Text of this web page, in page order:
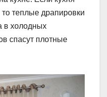
теплые драпировки
в холодных
спасут плотные